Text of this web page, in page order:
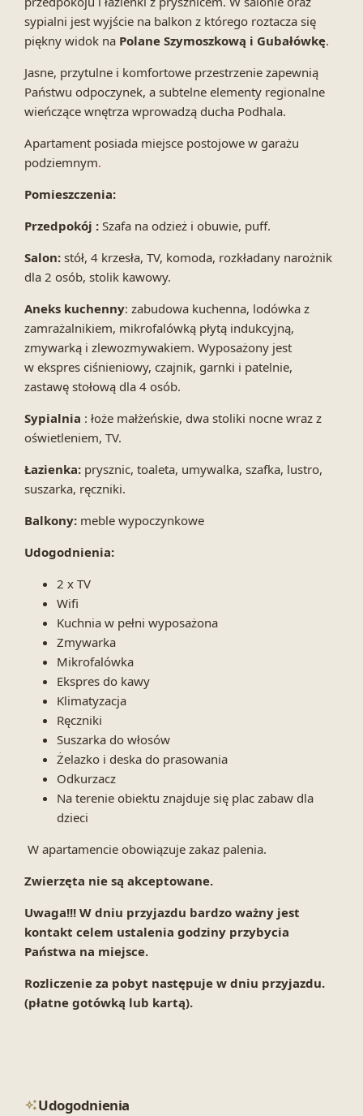
sypialni jest wyjście na balkon z którego roztacza się
piękny widok na Polane Szymoszkową i Gubałówkę.
Jasne, przytulne i komfortowe przestrzenie zapewnią
Państwu odpoczynek, a subtelne elementy regionalne
wieńczące wnętrza wprowadzą ducha Podhala.
Apartament posiada miejsce postojowe w garażu
podziemnym.
Pomieszczenia:
Przedpokój : Szafa na odzież i obuwie, puff.
Salon: stół, 4 krzesła, TV, komoda, rozkładany narożnik
dla 2 osób, stolik kawowy.
Aneks kuchenny: zabudowa kuchenna, lodówka z
zamrażalnikiem, mikrofalówką płytą indukcyjną,
zmywarką i zlewozmywakiem. Wyposażony jest
w ekspres ciśnieniowy, czajnik, garnki i patelnie,
zastawę stołową dla 4 osób.
Sypialnia : łoże małżeńskie, dwa stoliki nocne wraz z
oświetleniem, TV.
Łazienka: prysznic, toaleta, umywalka, szafka, lustro,
suszarka, ręczniki.
Balkony: meble wypoczynkowe
Udogodnienia:
2 x TV
Wifi
Kuchnia w pełni wyposażona
Zmywarka
Mikrofalówka
Ekspres do kawy
Klimatyzacja
Ręczniki
Suszarka do włosów
Żelazko i deska do prasowania
Odkurzacz
Na terenie obiektu znajduje się plac zabaw dla
dzieci
W apartamencie obowiązuje zakaz palenia.
Zwierzęta nie są akceptowane.
Uwaga!!! W dniu przyjazdu bardzo ważny jest
kontakt celem ustalenia godziny przybycia
Państwa na miejsce.
Rozliczenie za pobyt następuje w dniu przyjazdu.
(płatne gotówką lub kartą).
Udogodnienia